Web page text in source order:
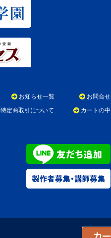
お知らせ一覧
お問合せ
特定商取引について カートの中